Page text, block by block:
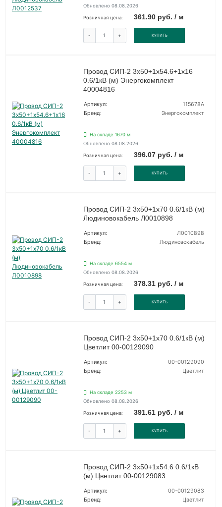
Обновлено 08.08.2026
Розничная цена: 361.90 руб. / м
- + КУПИТЬ
Провод СИП-2 3х50+1х54.6+1х16
0.6/1кВ (м) Энергокомплект
40004816
Артикул:
115678А
Бренд:
Энергокомплект
На складе 1670 м
Обновлено 08.08.2026
Розничная цена: 396.07 руб. / м
- + КУПИТЬ
Провод СИП-2 3х50+1х70 0.6/1кВ (м)
Людиновокабель Л0010898
Артикул:
Л0010898
Бренд:
Людиновокабель
На складе 6554 м
Обновлено 08.08.2026
Розничная цена: 378.31 руб. / м
- + КУПИТЬ
Провод СИП-2 3х50+1х70 0.6/1кВ (м)
Цветлит 00-00129090
Артикул:
00-00129090
Бренд:
Цветлит
На складе 2253 м
Обновлено 08.08.2026
Розничная цена: 391.61 руб. / м
- + КУПИТЬ
Провод СИП-2 3х50+1х54.6 0.6/1кВ
(м) Цветлит 00-00129083
Артикул:
00-00129083
Бренд:
Цветлит